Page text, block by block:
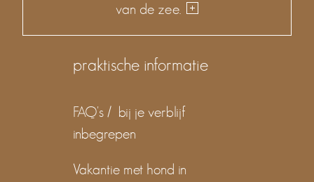
van de zee.
praktische informatie
FAQ's / bij je verblijf
inbegrepen
Vakantie met hond in